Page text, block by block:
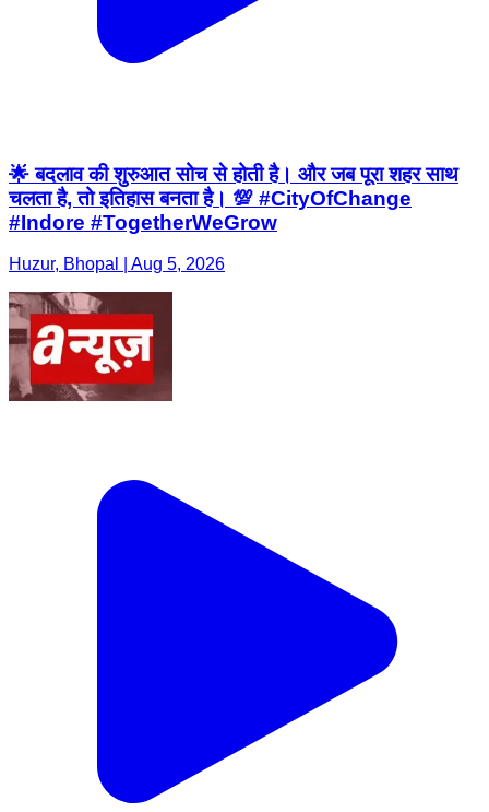
🌟 बदलाव की शुरुआत सोच से होती है। और जब पूरा शहर साथ
चलता है, तो इतिहास बनता है। 💯 #CityOfChange
#Indore #TogetherWeGrow
Huzur, Bhopal | Aug 5, 2026